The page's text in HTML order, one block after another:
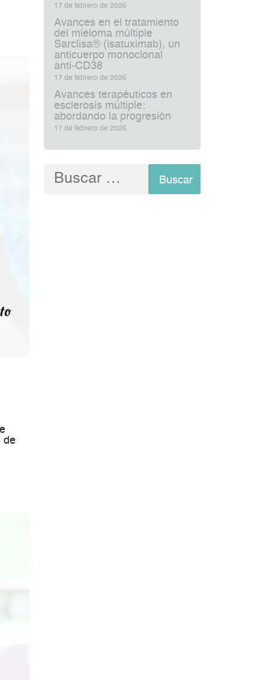
de
17 de febrero de 2026
Avances en el tratamiento
del mieloma múltiple
Sarclisa® (isatuximab), un
anticuerpo monoclonal
anti‑CD38
17 de febrero de 2026
Avances terapéuticos en
esclerosis múltiple:
abordando la progresión
17 de febrero de 2026
Buscar: